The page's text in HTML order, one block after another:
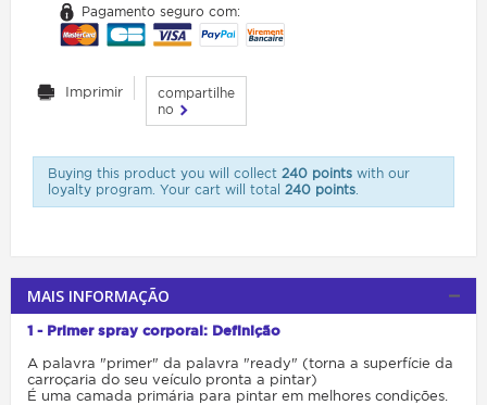
Pagamento seguro com:
Imprimir
compartilhe
no
Buying this product you will collect 240 pointswith our
loyalty program. Your cart will total 240 points.
MAIS INFORMAÇÃO
1 - Primer spray corporal: Definição
A palavra "primer" da palavra "ready" (torna a superfície da
carroçaria do seu veículo pronta a pintar)
É uma camada primária para pintar em melhores condições.